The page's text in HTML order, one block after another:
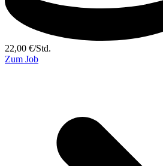
22,00 €/Std.
Zum Job